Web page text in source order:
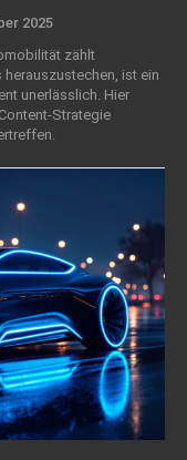
2025
zählt
herauszustechen, ist ein
unerlässlich. Hier
Strategie